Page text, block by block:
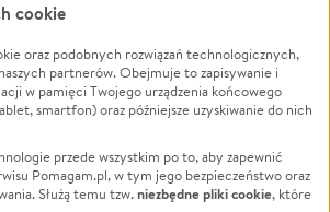
Powódź
Wichura
NGO
Edukacja
Podróż
cookie
oraz podobnych rozwiązań technologicznych,
partnerów. Obejmuje to zapisywanie i
w pamięci Twojego urządzenia końcowego
smartfon) oraz późniejsze uzyskiwanie do nich
przede wszystkim po to, aby zapewnić
Pomagam.pl, w tym jego bezpieczeństwo oraz
Służą temu tzw.niezbędne pliki cookie, które